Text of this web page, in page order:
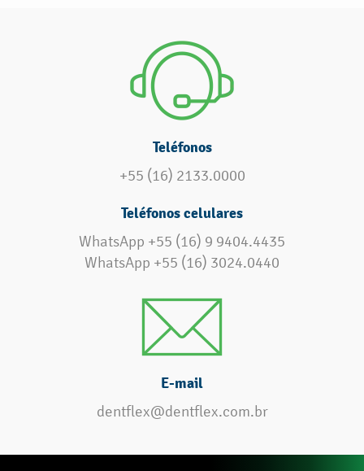
Teléfonos
+55 (16) 2133.0000
Teléfonos celulares
WhatsApp +55 (16) 9 9404.4435
WhatsApp +55 (16) 3024.0440
E-mail
dentflex@dentflex.com.br